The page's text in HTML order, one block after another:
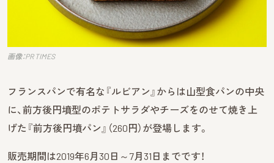
画像：PR TIMES
フランスパンで有名な『ルビアン』からは山型食パンの中央
に、前方後円墳型のポテトサラダやチーズをのせて焼き上
げた『前方後円墳パン』（260円）が登場します。
販売期間は2019年6月30日～7月31日までです！